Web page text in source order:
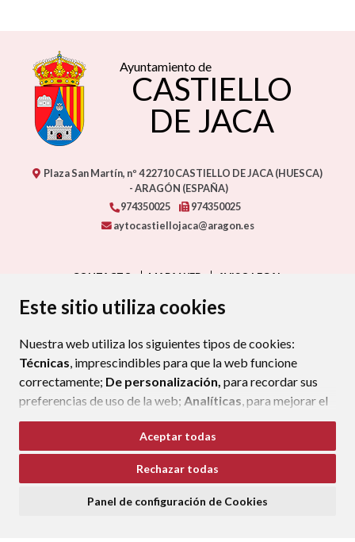
Este sitio utiliza cookies
Nuestra web utiliza los siguientes tipos de cookies:
Técnicas, imprescindibles para que la web funcione
correctamente; De personalización, para recordar sus
preferencias de uso de la web; Analíticas, para mejorar el
funcionamiento de la web y sus servicios.
Si acepta pulsando el botón“Aceptar todas”
consideramos que acepta su uso. Si pulsa el botón
ninguna acción, se guardarán las cookies técnicas
Aceptar todas
Rechazar todas
Panel de configuración de Cookies
Ayuntamiento de
CASTIELLO
DE JACA
Plaza San Martín, nº 422710CASTIELLO DE JACA (HUESCA)
- ARAGÓN (ESPAÑA)
974350025
974350025
aytocastiellojaca@aragon.es
CONTACTO MAPA WEB
AVISO LEGAL
PROTECCIÓN DE DATOS
POLÍTICA DE COOKIES